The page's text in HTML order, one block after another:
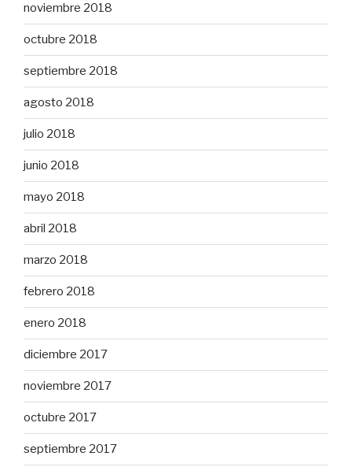
noviembre 2018
octubre 2018
septiembre 2018
agosto 2018
julio 2018
junio 2018
mayo 2018
abril 2018
marzo 2018
febrero 2018
enero 2018
diciembre 2017
noviembre 2017
octubre 2017
septiembre 2017